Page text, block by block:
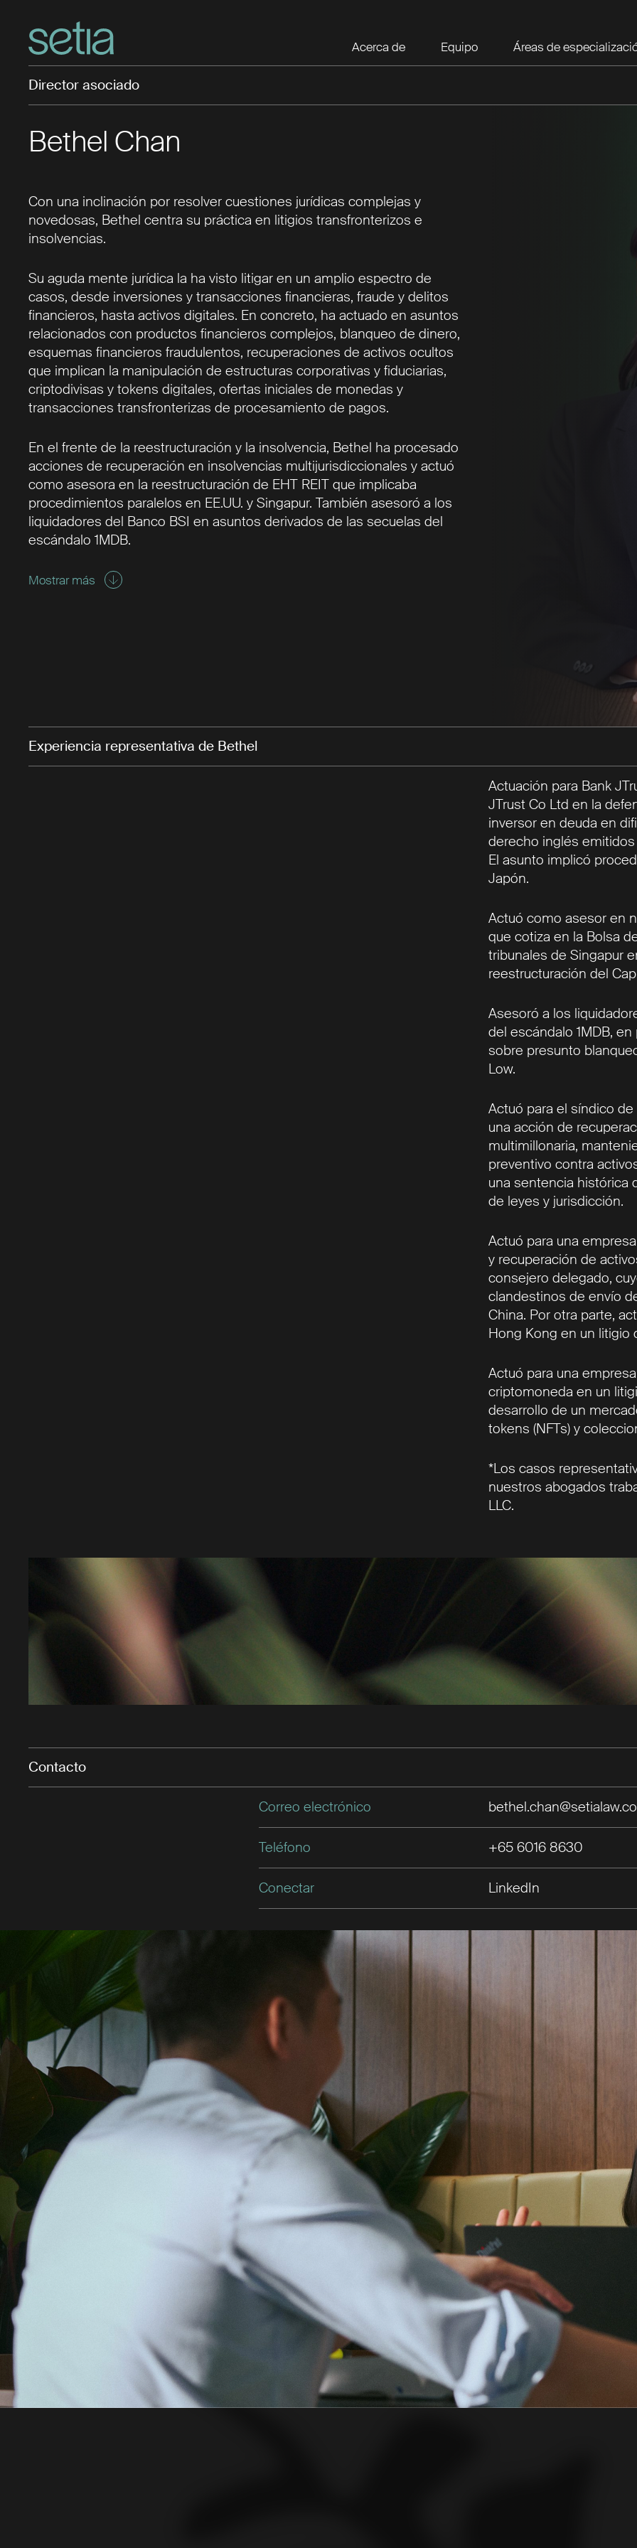
Acerca de Equipo Áreas de
Director asociado
Bethel Chan
Con una inclinación por resolver cuestiones jurídicas complejas y
novedosas, Bethel centra su práctica en litigios transfronterizos e
insolvencias.
Su aguda mente jurídica la ha visto litigar en un amplio espectro de
casos, desde inversiones y transacciones financieras, fraude y delitos
financieros, hasta activos digitales. En concreto, ha actuado en asuntos
relacionados con productos financieros complejos, blanqueo de dinero,
esquemas financieros fraudulentos, recuperaciones de activos ocultos
que implican la manipulación de estructuras corporativas y fiduciarias,
criptodivisas y tokens digitales, ofertas iniciales de monedas y
transacciones transfronterizas de procesamiento de pagos.
En el frente de la reestructuración y la insolvencia, Bethel ha procesado
acciones de recuperación en insolvencias multijurisdiccionales y actuó
como asesora en la reestructuración de EHT REIT que implicaba
procedimientos paralelos en EE.UU. y Singapur. También asesoró a los
liquidadores del Banco BSI en asuntos derivados de las secuelas del
escándalo 1MDB.
Mostrar más
Experiencia representativa de Bethel
Actuación para Bank
JTrust Co Ltd en la
inversor en deuda en
derecho inglés
El asunto implicó
Japón.
Actuó como asesor en
que cotiza en la Bolsa
tribunales de Singapur
reestructuración del
Asesoró a los
del escándalo 1MDB,
sobre presunto
Low.
Actuó para el síndico
una acción de
multimillonaria,
preventivo contra
una sentencia histórica
de leyes y jurisdicción.
Actuó para una
y recuperación de
consejero delegado,
clandestinos de envío
China. Por otra parte,
Hong Kong en un litigio
Actuó para una
criptomoneda en un
desarrollo de un
tokens (NFTs) y
*Los casos
nuestros abogados
LLC.
Contacto
Correo electrónico
Teléfono +65 6016 8630
Conectar LinkedIn